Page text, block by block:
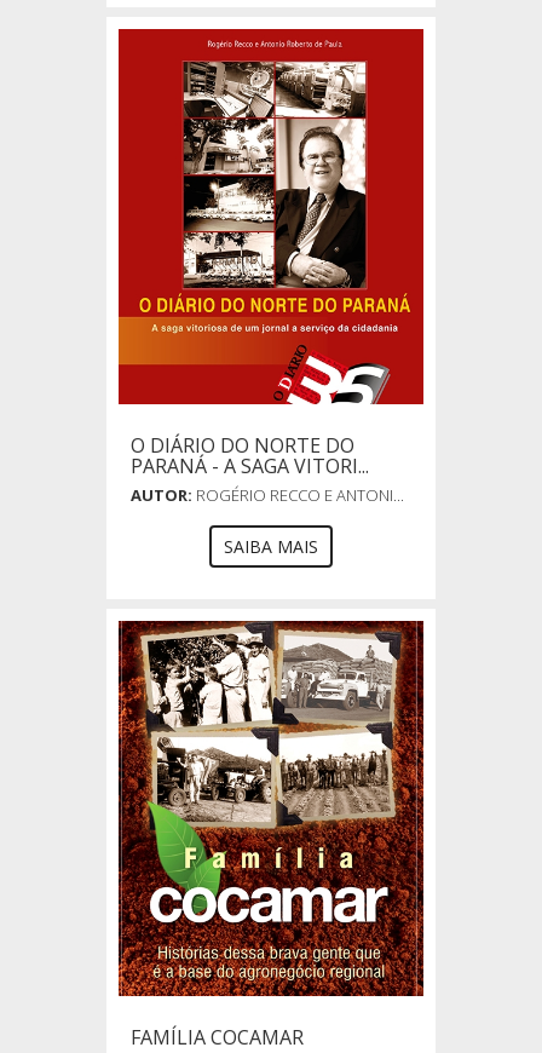
O DIÁRIO DO NORTE DO
PARANÁ - A SAGA VITORI...
AUTOR: ROGÉRIO RECCO E ANTONI...
SAIBA MAIS
FAMÍLIA COCAMAR